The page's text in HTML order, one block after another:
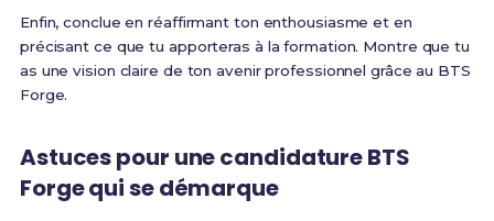
Enfin, conclue en réaffirmant ton enthousiasme et en
précisant ce que tu apporteras à la formation. Montre que tu
as une vision claire de ton avenir professionnel grâce au BTS
Forge.
Astuces pour unecandidature BTS
Forgequi se démarque